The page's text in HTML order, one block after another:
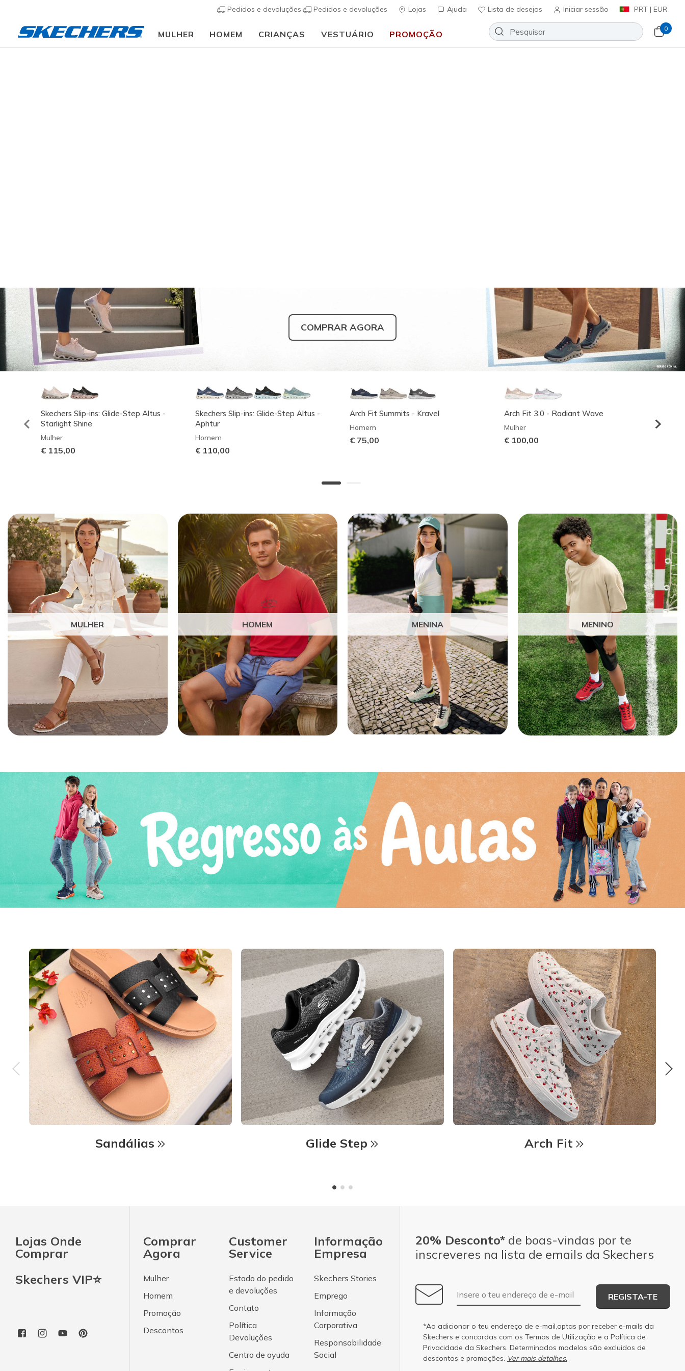
Pedidos e devoluções Pedidos e devoluções Lojas Ajuda Lista de desejos Iniciar sessão PRT | EUR
MULHER HOMEM CRIANÇAS VESTUÁRIO PROMOÇÃO
0
COMPRAR AGORA
Skechers Slip-ins: Glide-Step Altus -
Starlight Shine
Mulher
€ 115,00
Skechers Slip-ins: Glide-Step Altus -
Aphtur
Homem
€ 110,00
Arch Fit Summits - Kravel
Homem
€ 75,00
Arch Fit 3.0 - Radiant Wave
Mulher
€ 100,00
Homem
MULHER HOMEM MENINA MENINO
Sandálias Glide Step Arch Fit
Lojas Onde
Comprar
Skechers VIP⭐
Comprar
Agora
Mulher
Homem
Promoção
Descontos
Customer
Service
Estado do pedido
e devoluções
Contato
Política
Devoluções
Centro de ayuda
Informação
Empresa
Skechers Stories
Emprego
Informação
Corporativa
Responsabilidade
Social
20% Desconto* de boas-vindas por te
inscreveres na lista de emails da Skechers
Endereço de e-mail
REGISTA-TE
*Ao adicionar o teu endereço de e-mail,optas por receber e-mails da
Skechers e concordas com os Termos de Utilização e a Política de
Privacidade da Skechers. Determinados modelos são excluidos de
descontos e promoções. Ver mais detalhes.